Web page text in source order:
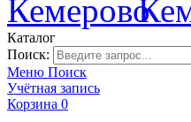
Каталог
Поиск:
Меню Поиск
Учётная запись
Корзина 0